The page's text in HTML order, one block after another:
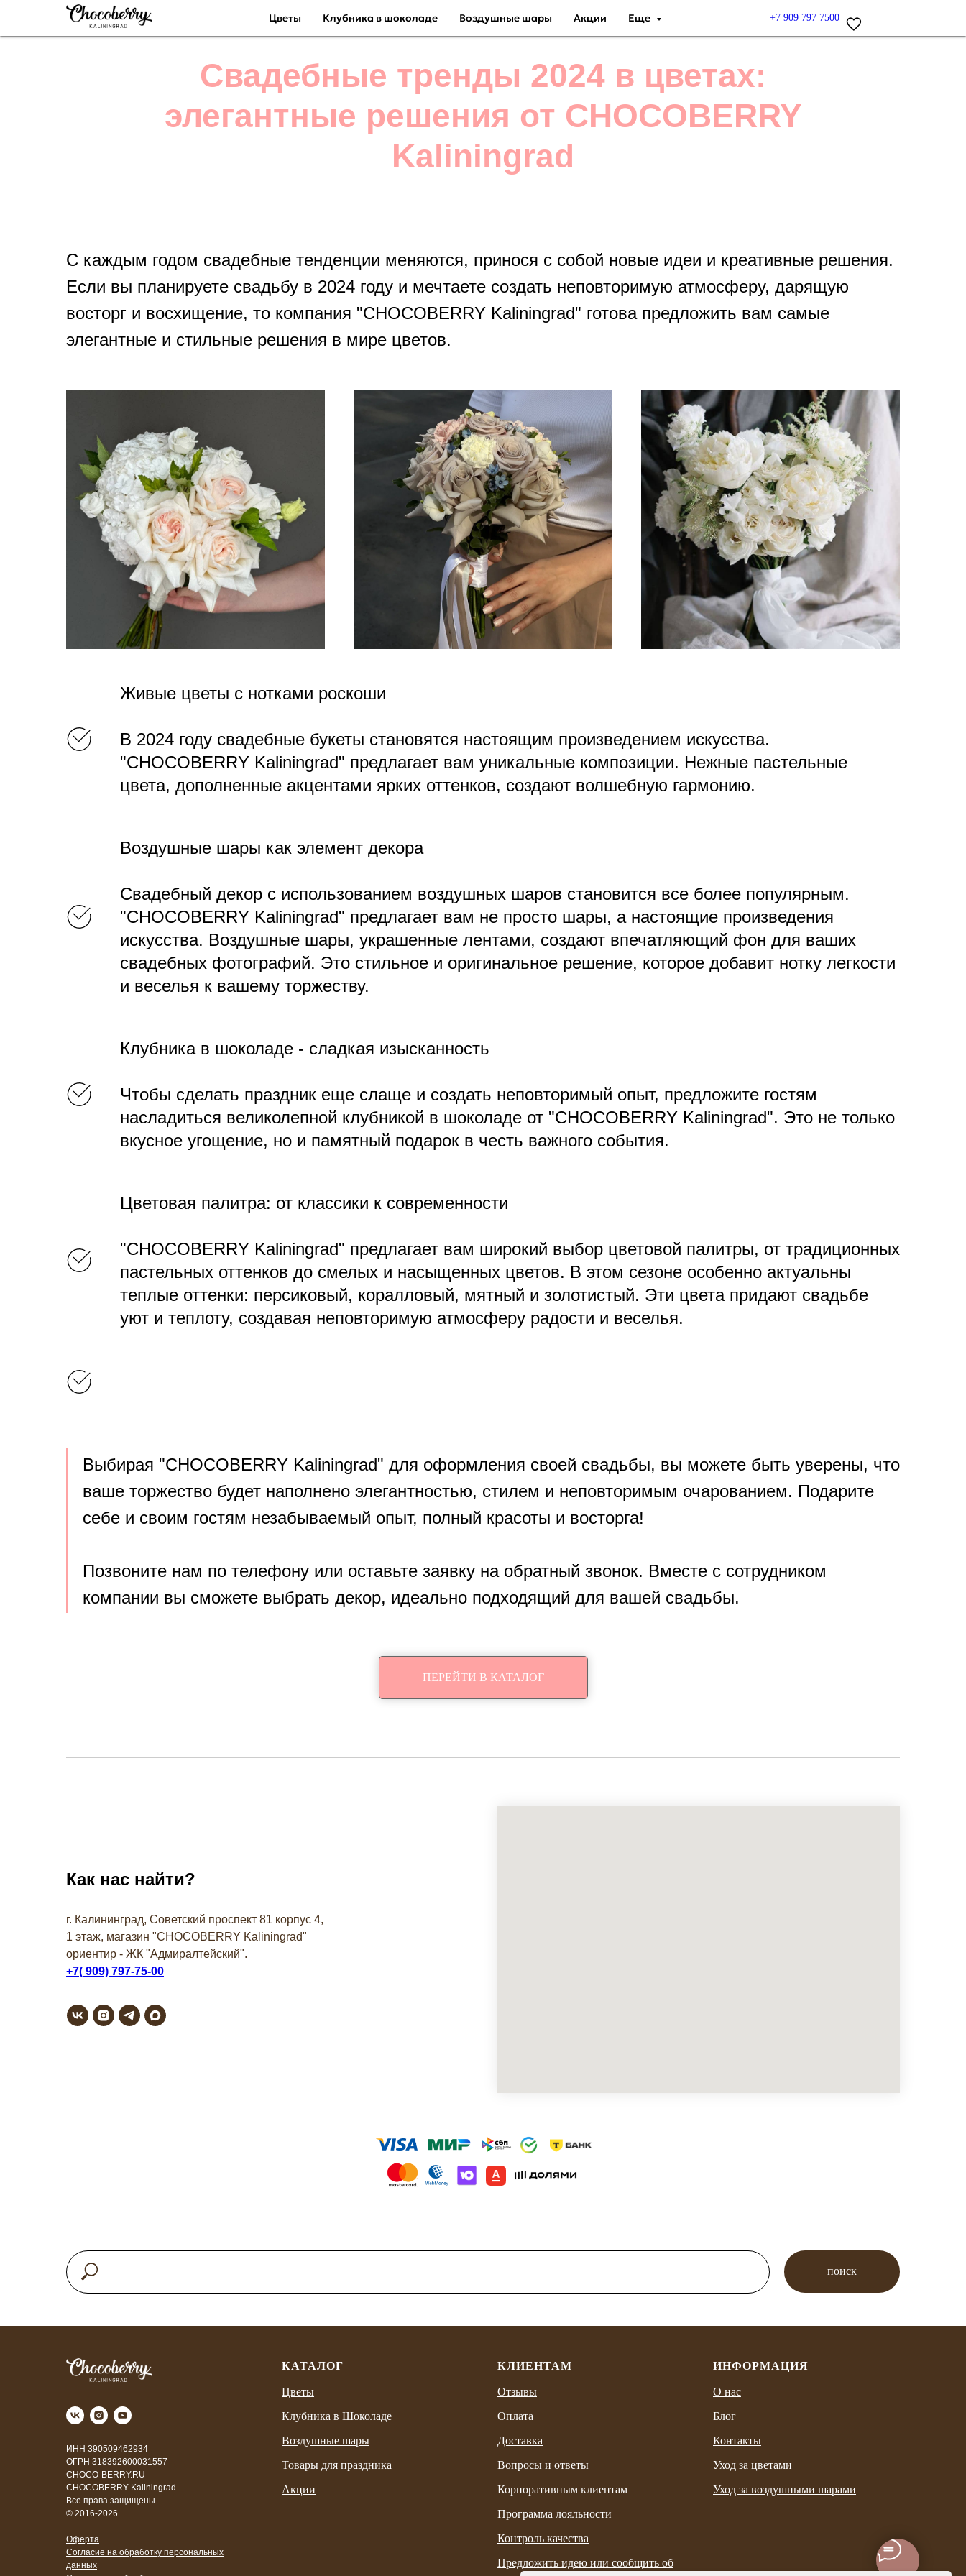
Цветы Клубника в шоколаде Воздушные шары Акции Еще +7 909 797 7500
Свадебные тренды 2024 в цветах:
элегантные решения от CHOCOBERRY
Kaliningrad
С каждым годом свадебные тенденции меняются, принося с собой новые идеи и креативные решения.
Если вы планируете свадьбу в 2024 году и мечтаете создать неповторимую атмосферу, дарящую
восторг и восхищение, то компания "CHOCOBERRY Kaliningrad" готова предложить вам самые
элегантные и стильные решения в мире цветов.
Живые цветы с нотками роскоши
В 2024 году свадебные букеты становятся настоящим произведением искусства.
"CHOCOBERRY Kaliningrad" предлагает вам уникальные композиции. Нежные пастельные
цвета, дополненные акцентами ярких оттенков, создают волшебную гармонию.
Воздушные шары как элемент декора
Свадебный декор с использованием воздушных шаров становится все более популярным.
"CHOCOBERRY Kaliningrad" предлагает вам не просто шары, а настоящие произведения
искусства. Воздушные шары, украшенные лентами, создают впечатляющий фон для ваших
свадебных фотографий. Это стильное и оригинальное решение, которое добавит нотку легкости
и веселья к вашему торжеству.
Клубника в шоколаде - сладкая изысканность
Чтобы сделать праздник еще слаще и создать неповторимый опыт, предложите гостям
насладиться великолепной клубникой в шоколаде от "CHOCOBERRY Kaliningrad". Это не только
вкусное угощение, но и памятный подарок в честь важного события.
Цветовая палитра: от классики к современности
"CHOCOBERRY Kaliningrad" предлагает вам широкий выбор цветовой палитры, от традиционных
пастельных оттенков до смелых и насыщенных цветов. В этом сезоне особенно актуальны
теплые оттенки: персиковый, коралловый, мятный и золотистый. Эти цвета придают свадьбе
уют и теплоту, создавая неповторимую атмосферу радости и веселья.
Выбирая "CHOCOBERRY Kaliningrad" для оформления своей свадьбы, вы можете быть уверены, что
ваше торжество будет наполнено элегантностью, стилем и неповторимым очарованием. Подарите
себе и своим гостям незабываемый опыт, полный красоты и восторга!
Позвоните нам по телефону или оставьте заявку на обратный звонок. Вместе с сотрудником
компании вы сможете выбрать декор, идеально подходящий для вашей свадьбы.
ПЕРЕЙТИ В КАТАЛОГ
Как нас найти?
г. Калининград, Советский проспект 81 корпус 4,
1 этаж, магазин "СHOCOBERRY Kaliningrad"
ориентир - ЖК "Адмиралтейский".
+7( 909) 797-75-00
поиск
ИНН 390509462934
ОГРН 318392600031557
CHOCO-BERRY.RU
CHOCOBERRY Kaliningrad
Все права защищены.
© 2016-2026
Оферта
Согласие на обработку персональных
данных
КАТАЛОГ
Цветы
Клубника в Шоколаде
Воздушные шары
Товары для праздника
Акции
КЛИЕНТАМ
Отзывы
Оплата
Доставка
Вопросы и ответы
Корпоративным клиентам
Программа лояльности
Контроль качества
Предложить идею или сообщить об
ИНФОРМАЦИЯ
О нас
Блог
Контакты
Уход за цветами
Уход за воздушными шарами